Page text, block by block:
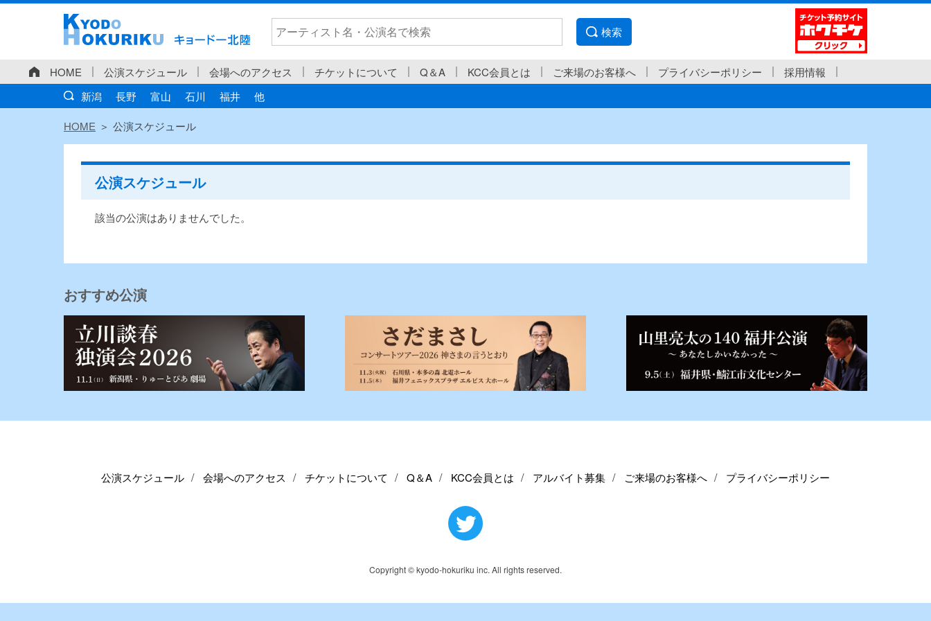
検索
HOME 公演スケジュール 会場へのアクセス チケットについて Q＆A KCC会員とは ご来場のお客様へ プライバシーポリシー
採用情報
新潟
長野 富山 石川 福井 他
HOME 公演スケジュール
公演スケジュール
該当の公演はありませんでした。
おすすめ公演
公演スケジュール 会場へのアクセス チケットについて Q＆A KCC会員とは アルバイト募集 ご来場のお客様へ プライバシーポリシー
Copyright © kyodo-hokuriku inc. All rights reserved.